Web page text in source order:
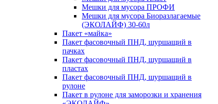
Мешки для мусора ПРОФИ
Мешки для мусора Биоразлагаемые
(ЭКОЛАЙФ) 30-60л
Пакет «майка»
Пакет фасовочный ПНД, шуршащий в
пачках
Пакет фасовочный ПНД, шуршащий в
пластах
Пакет фасовочный ПНД, шуршащий в
рулоне
Пакет в рулоне для заморозки и хранения